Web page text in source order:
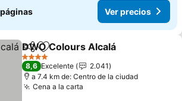
páginas Ver precios
CompartirAgregar a favoritos
DWO Colours Alcalá
4 Estrellas
8,6 Excelente
2.041
a 7.4 km de: Centro de la ciudad
Cena a la carta